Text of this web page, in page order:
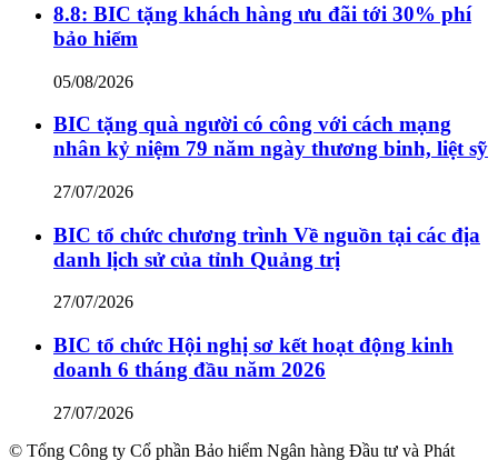
8.8: BIC tặng khách hàng ưu đãi tới 30% phí
bảo hiểm
05/08/2026
BIC tặng quà người có công với cách mạng
nhân kỷ niệm 79 năm ngày thương binh, liệt sỹ
27/07/2026
BIC tổ chức chương trình Về nguồn tại các địa
danh lịch sử của tỉnh Quảng trị
27/07/2026
BIC tổ chức Hội nghị sơ kết hoạt động kinh
doanh 6 tháng đầu năm 2026
27/07/2026
© Tổng Công ty Cổ phần Bảo hiểm Ngân hàng Đầu tư và Phát